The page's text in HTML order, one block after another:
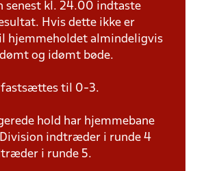
senest kl. 24.00 indtaste
Hvis dette ikke er
almindeligvis
og idømt bøde.
fastsættes til 0-3.
hold har hjemmebane
indtræder i runde 4
i runde 5.